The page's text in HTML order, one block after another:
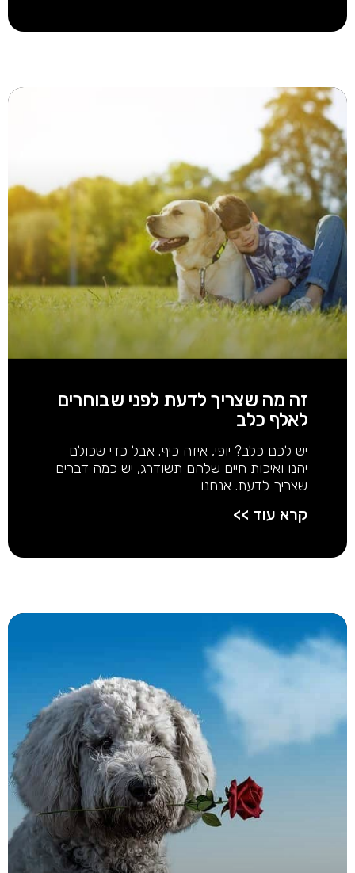
זה מה שצריך לדעת לפני שבוחרים
לאלף כלב
יש לכם כלב? יופי, איזה כיף. אבל כדי שכולם
יהנו ואיכות חיים שלהם תשודרג, יש כמה דברים
שצריך לדעת. אנחנו
קרא עוד >>